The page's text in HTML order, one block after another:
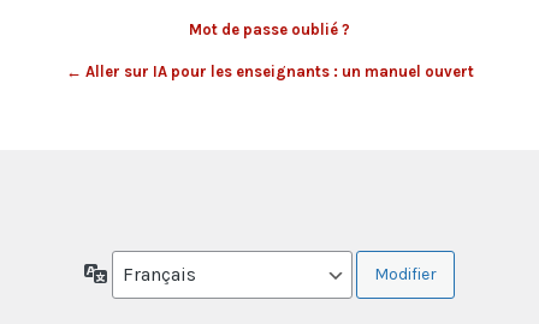
Mot de passe oublié ?
← Aller sur IA pour les enseignants : un manuel ouvert
Langue